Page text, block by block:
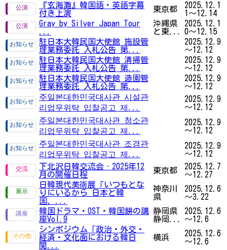
『玄海灘』韓国語・英語字幕
付き上演
東京都
2025.12.1
1～12.14
Gray by Silver Japan Tour
沖縄県
と東...
2025.12.1
0～12.15
駐日本大韓民国大使館 施設管
理業務委託 入札公告 第...
2025.12.9
～12.12
駐日本大韓民国大使館 清掃管
理業務委託 入札公告 第...
2025.12.9
～12.12
駐日本大韓民国大使館 造園管
理業務委託 入札公告 第...
2025.12.9
～12.12
주일본대한민국대사관 시설관
리업무위탁 입찰공고 제...
2025.12.9
～12.12
주일본대한민국대사관 청소관
리업무위탁 입찰공고 제...
2025.12.9
～12.12
주일본대한민국대사관 조경관
리업무위탁 입찰공고 제...
2025.12.9
～12.12
下北沢日韓交流会‐2025年12
月の開催日程
東京都
2025.12.7
～12.27
日韓現代美術展「いつもとな
りにいるから 日本と韓
国、...
神奈川
県
2025.12.6
～3.22
韓国ドラマ・OST・韓国餅の講
座Vol.9
静岡県
静岡...
2025.12.6
～12.6
シンポジウム「政治・外交・
経済・文化面における韓日
関...
横浜
2025.12.6
～12.6